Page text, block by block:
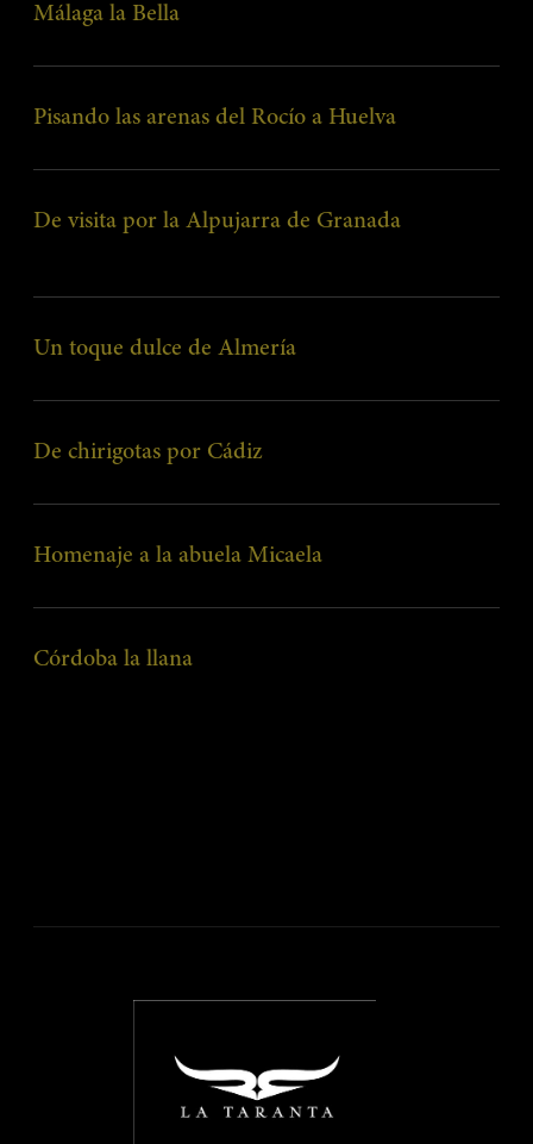
Málaga la Bella
Pisando las arenas del Rocío a Huelva
De visita por la Alpujarra de Granada
Un toque dulce de Almería
De chirigotas por Cádiz
Homenaje a la abuela Micaela
Córdoba la llana